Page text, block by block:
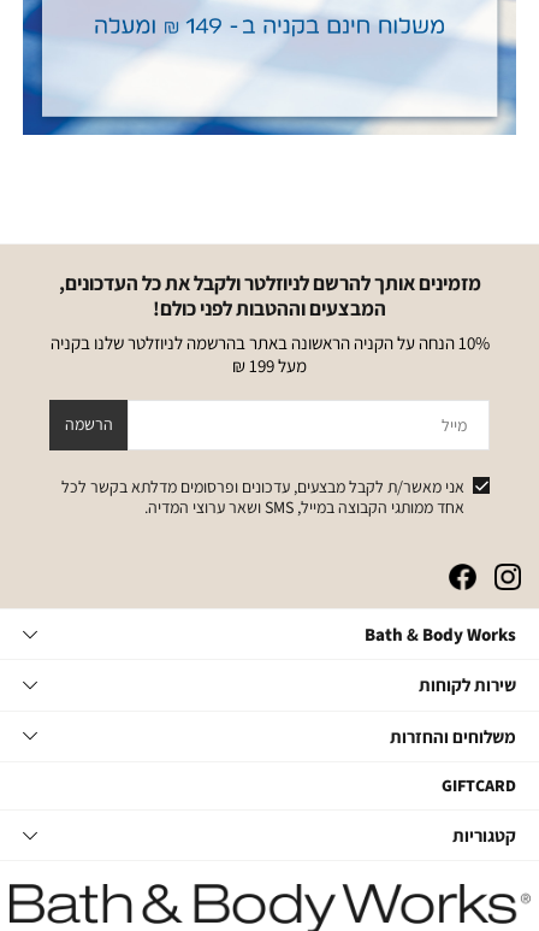
מזמינים אותך להרשם לניוזלטר ולקבל את כל העדכונים,
המבצעים וההטבות לפני כולם!
10% הנחה על הקניה הראשונה באתר בהרשמה לניוזלטר שלנו בקניה
מעל 199 ₪
מייל
אני מאשר/ת לקבל מבצעים, עדכונים ופרסומים מדלתא בקשר לכל
אחד ממותגי הקבוצה במייל, SMS ושאר ערוצי המדיה.
הרשמה
|
באנר
סושיאל
|
באנר
סושיאל
|
באנר
סושיאל
|
באנר
סושיאל
&
Works
Bath & Body Works
תקנון מועדון
מועדון לקוחות
מדיניות פרטיות
דרושים בחנויות
לקוחות
שירות לקוחות
והחזרות
משלוחים והחזרות
משלוחים
ביטול עסקה
החזרות עם שליח
GIFTCARD
קטגוריות
סבוני ידיים